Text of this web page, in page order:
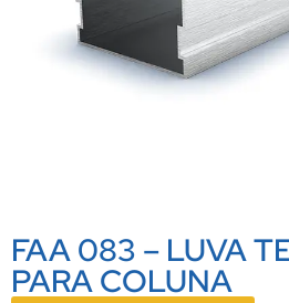
FAA 083 – LUVA
PARA COLUNA